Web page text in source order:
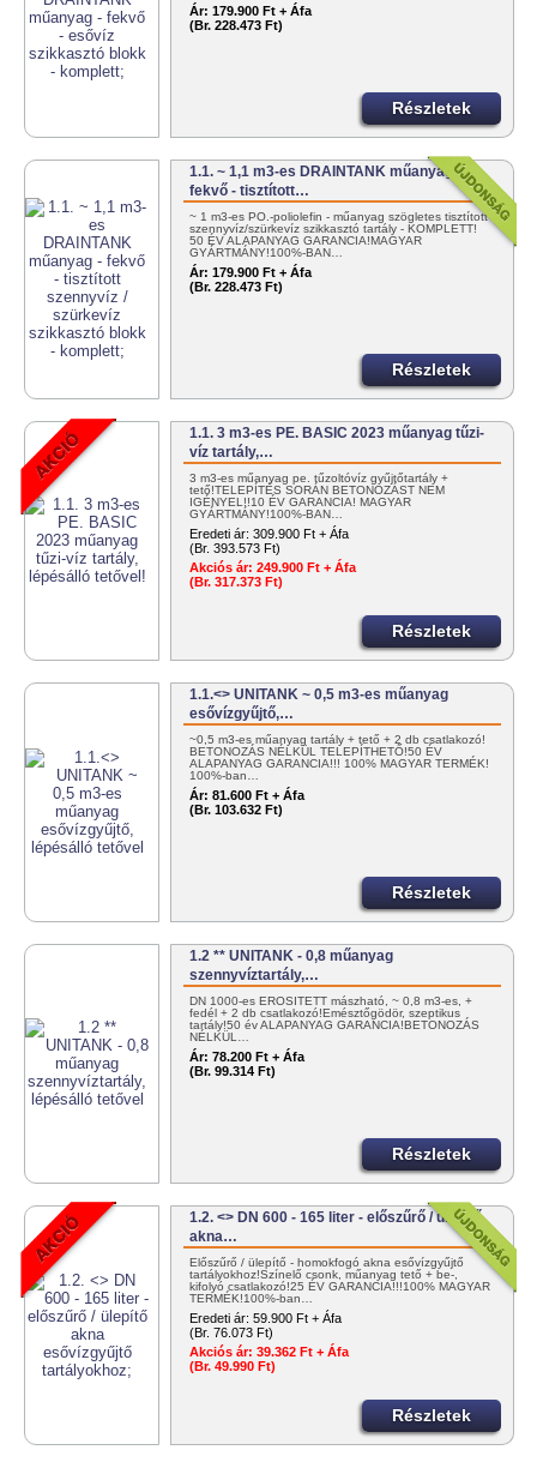
Ár: 179.900 Ft + Áfa
(Br. 228.473 Ft)
Részletek
1.1. ~ 1,1 m3-es DRAINTANK műanyag -
fekvő - tisztított…
~ 1 m3-es PO.-poliolefin - műanyag szögletes tisztított
szennyvíz/szürkevíz szikkasztó tartály - KOMPLETT!
50 ÉV ALAPANYAG GARANCIA!MAGYAR
GYÁRTMÁNY!100%-BAN…
Ár: 179.900 Ft + Áfa
(Br. 228.473 Ft)
Részletek
1.1. 3 m3-es PE. BASIC 2023 műanyag tűzi-
víz tartály,…
3 m3-es műanyag pe. tűzoltóvíz gyűjtőtartály +
tető!TELEPÍTÉS SORÁN BETONOZÁST NEM
IGÉNYEL!!10 ÉV GARANCIA! MAGYAR
GYÁRTMÁNY!100%-BAN…
Eredeti ár: 309.900 Ft + Áfa
(Br. 393.573 Ft)
Akciós ár: 249.900 Ft + Áfa
(Br. 317.373 Ft)
Részletek
1.1.<> UNITANK ~ 0,5 m3-es műanyag
esővízgyűjtő,…
~0,5 m3-es műanyag tartály + tető + 2 db csatlakozó!
BETONOZÁS NÉLKÜL TELEPÍTHETŐ!50 ÉV
ALAPANYAG GARANCIA!!! 100% MAGYAR TERMÉK!
100%-ban…
Ár: 81.600 Ft + Áfa
(Br. 103.632 Ft)
Részletek
1.2 ** UNITANK - 0,8 műanyag
szennyvíztartály,…
DN 1000-es ERŐSÍTETT mászható, ~ 0,8 m3-es, +
fedél + 2 db csatlakozó!Emésztőgödör, szeptikus
tartály!50 év ALAPANYAG GARANCIA!BETONOZÁS
NÉLKÜL…
Ár: 78.200 Ft + Áfa
(Br. 99.314 Ft)
Részletek
1.2. <> DN 600 - 165 liter - előszűrő / ülepítő
akna…
Előszűrő / ülepítő - homokfogó akna esővízgyűjtő
tartályokhoz!Színelő csonk, műanyag tető + be-,
kifolyó csatlakozó!25 ÉV GARANCIA!!!100% MAGYAR
TERMÉK!100%-ban…
Eredeti ár: 59.900 Ft + Áfa
(Br. 76.073 Ft)
Akciós ár: 39.362 Ft + Áfa
(Br. 49.990 Ft)
Részletek